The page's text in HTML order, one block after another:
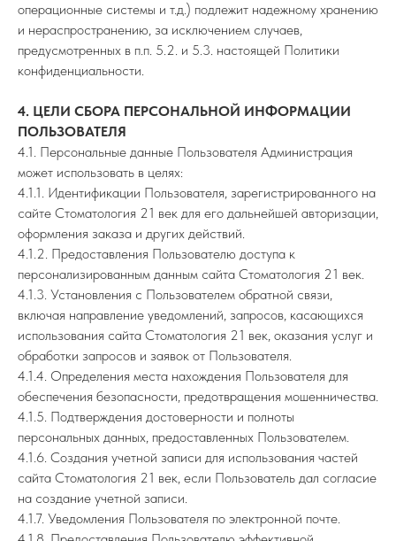
операционные системы и т.д.) подлежит надежному хранению
и нераспространению, за исключением случаев,
предусмотренных в п.п. 5.2. и 5.3. настоящей Политики
конфиденциальности.
4. ЦЕЛИ СБОРА ПЕРСОНАЛЬНОЙ ИНФОРМАЦИИ
ПОЛЬЗОВАТЕЛЯ
4.1. Персональные данные Пользователя Администрация
может использовать в целях:
4.1.1. Идентификации Пользователя, зарегистрированного на
сайте Стоматология 21 век для его дальнейшей авторизации,
оформления заказа и других действий.
4.1.2. Предоставления Пользователю доступа к
персонализированным данным сайта Стоматология 21 век.
4.1.3. Установления с Пользователем обратной связи,
включая направление уведомлений, запросов, касающихся
использования сайта Стоматология 21 век, оказания услуг и
обработки запросов и заявок от Пользователя.
4.1.4. Определения места нахождения Пользователя для
обеспечения безопасности, предотвращения мошенничества.
4.1.5. Подтверждения достоверности и полноты
персональных данных, предоставленных Пользователем.
4.1.6. Создания учетной записи для использования частей
сайта Стоматология 21 век, если Пользователь дал согласие
на создание учетной записи.
4.1.7. Уведомления Пользователя по электронной почте.